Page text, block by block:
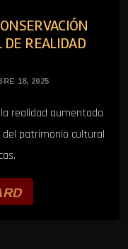
DE REALIDAD
18, 2025
realidad aumentada
patrimonio cultural